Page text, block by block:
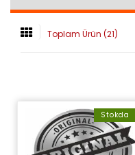
Toplam Ürün (21)
Stokda